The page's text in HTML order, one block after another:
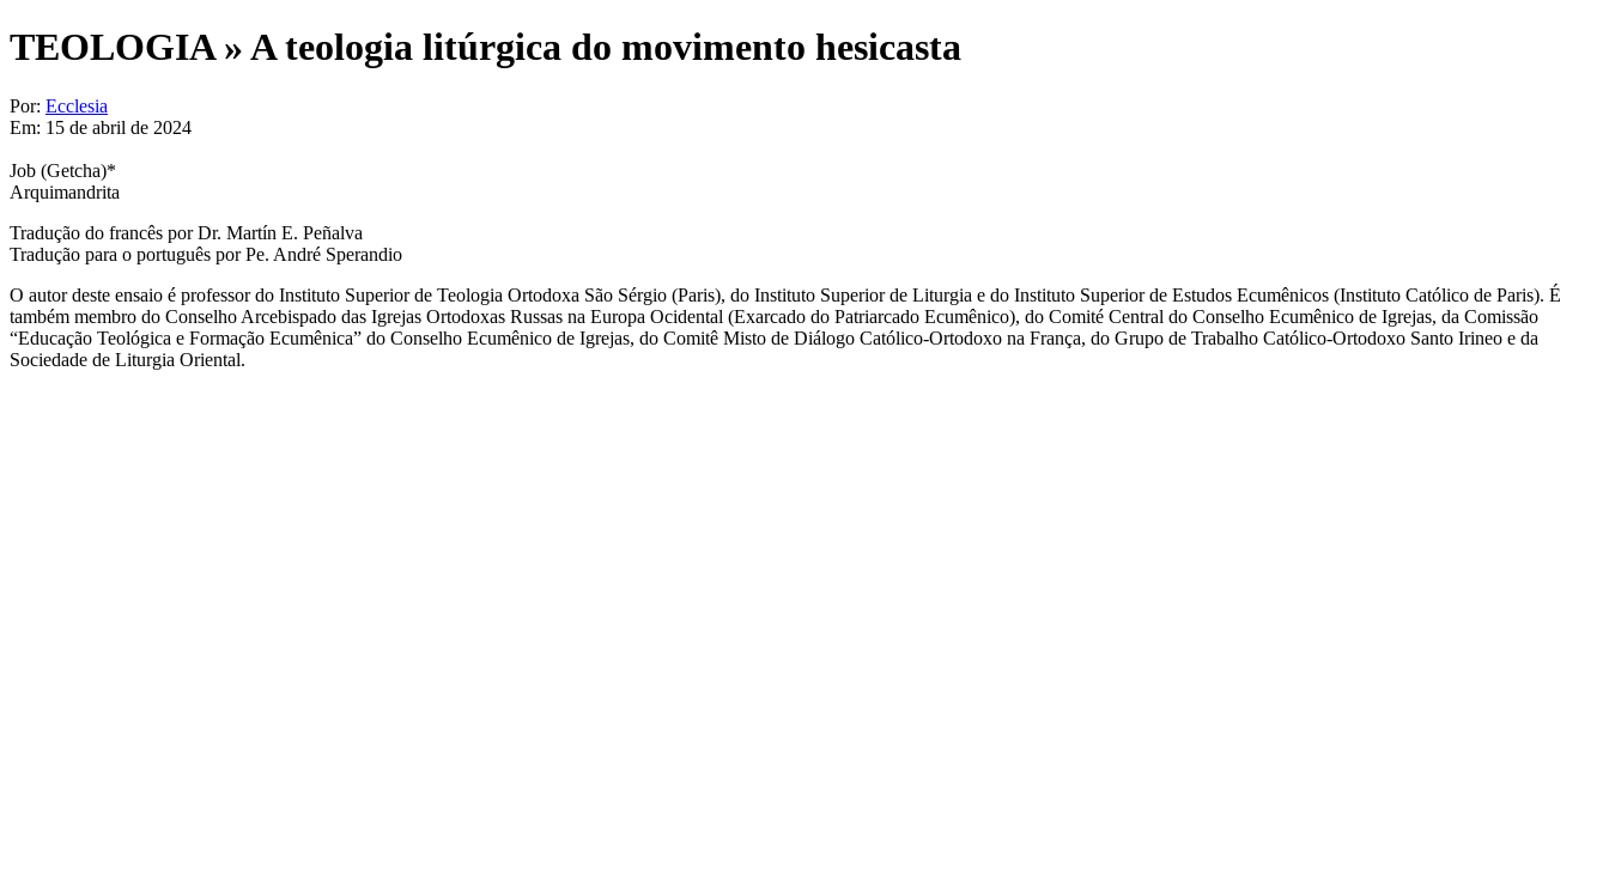
TEOLOGIA »A teologia litúrgica do movimento hesicasta
Por: Ecclesia
Em: 15 de abril de 2024
Job (Getcha)*
Arquimandrita
Tradução do francês por Dr. Martín E. Peñalva
Tradução para o português por Pe. André Sperandio
O autor deste ensaio é professor do Instituto Superior de Teologia Ortodoxa São Sérgio (Paris), do Instituto Superior de Liturgia e do Instituto Superior de Estudos Ecumênicos (Instituto Católico de Paris). É
também membro do Conselho Arcebispado das Igrejas Ortodoxas Russas na Europa Ocidental (Exarcado do Patriarcado Ecumênico), do Comité Central do Conselho Ecumênico de Igrejas, da Comissão
“Educação Teológica e Formação Ecumênica” do Conselho Ecumênico de Igrejas, do Comitê Misto de Diálogo Católico-Ortodoxo na França, do Grupo de Trabalho Católico-Ortodoxo Santo Irineo e da
Sociedade de Liturgia Oriental.